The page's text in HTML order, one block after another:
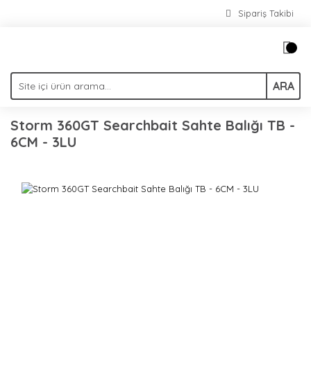
Sipariş Takibi
ARA
Storm 360GT Searchbait Sahte Balığı TB -
6CM - 3LU